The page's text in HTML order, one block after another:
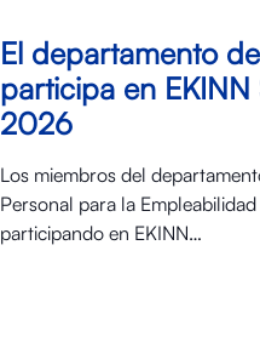
El departamento
participa en EKINN
2026
Los miembros del
Personal para la
participando en EKINN…